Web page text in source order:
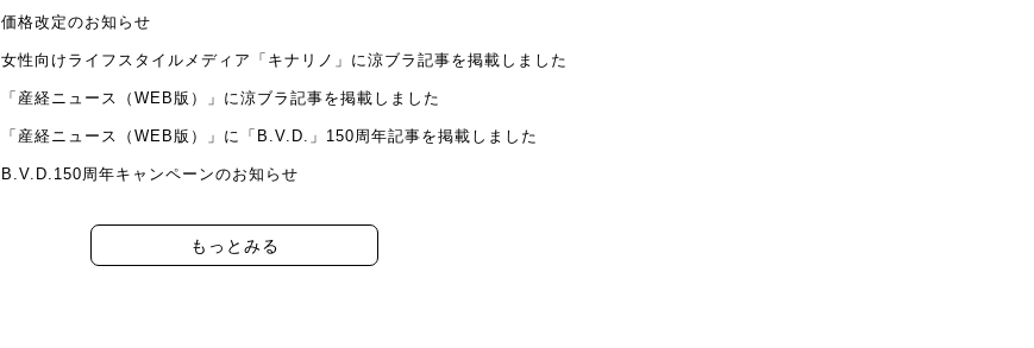
価格改定のお知らせ
女性向けライフスタイルメディア「キナリノ」に涼ブラ記事を掲載しました
「産経ニュース（WEB版）」に涼ブラ記事を掲載しました
「産経ニュース（WEB版）」に「B.V.D.」150周年記事を掲載しました
B.V.D.150周年キャンペーンのお知らせ
もっとみる